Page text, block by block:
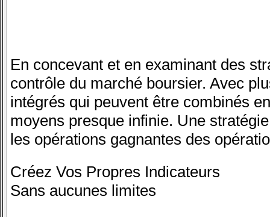
En concevant et en examinant des
contrôle du marché boursier. Avec
intégrés qui peuvent être combinés
moyens presque infinie. Une
les opérations gagnantes des
Créez Vos Propres Indicateurs
Sans aucunes limites